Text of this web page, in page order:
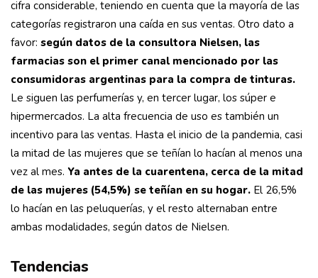
cifra considerable, teniendo en cuenta que la mayoría de las
categorías registraron una caída en sus ventas. Otro dato a
favor: según datos de la consultora Nielsen, las
farmacias son el primer canal mencionado por las
consumidoras argentinas para la compra de tinturas.
Le siguen las perfumerías y, en tercer lugar, los súper e
hipermercados. La alta frecuencia de uso es también un
incentivo para las ventas. Hasta el inicio de la pandemia, casi
la mitad de las mujeres que se teñían lo hacían al menos una
vez al mes. Ya antes de la cuarentena, cerca de la mitad
de las mujeres (54,5%) se teñían en su hogar. El 26,5%
lo hacían en las peluquerías, y el resto alternaban entre
ambas modalidades, según datos de Nielsen.
Tendencias